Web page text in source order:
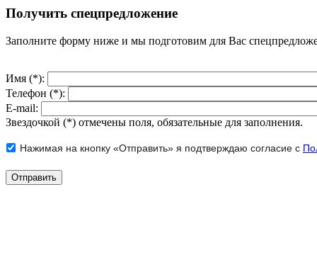
Получить спецпредложение
Заполните форму ниже и мы подготовим для Вас
Имя (*):
Телефон (*):
E-mail:
Звездочкой (*) отмечены поля, обязательные для заполнения.
Нажимая на кнопку «Отправить» я подтверждаю согласие с